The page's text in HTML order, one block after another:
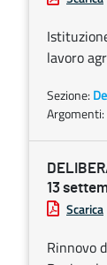
lavoro
Sezione:
Argomenti:
13
Scarica
Rinnovo